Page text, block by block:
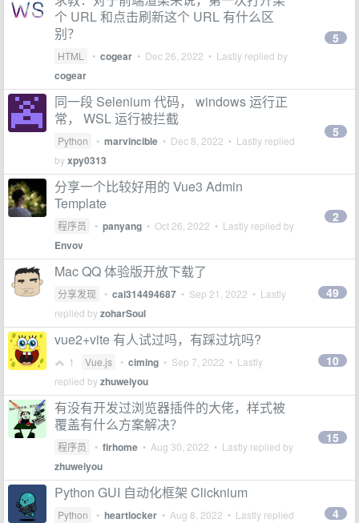
个 URL 和点击刷新这个 URL 有什么区
别？
HTML • cogear • Dec 26, 2022 • Lastly replied by
cogear
5
同一段 Selenium 代码， windows 运行正
常， WSL 运行被拦截
Python • marvincible • Dec 8, 2022 • Lastly replied
byxpy0313
5
分享一个比较好用的 Vue3 Admin
Template
程序员 • panyang • Oct 26, 2022 • Lastly replied by
Envov
2
Mac QQ 体验版开放下载了
分享发现 • cai314494687 • Sep 21, 2022 • Lastly
replied byzoharSoul
49
vue2+vite 有人试过吗，有踩过坑吗?
1 Vue.js • ciming • Sep 7, 2022 • Lastly
replied byzhuweiyou
10
有没有开发过浏览器插件的大佬，样式被
覆盖有什么方案解决？
程序员 • firhome • Aug 30, 2022 • Lastly replied by
zhuweiyou
15
Python GUI 自动化框架 Clicknium
Python • heartlocker • Aug 8, 2022 • Lastly replied
4